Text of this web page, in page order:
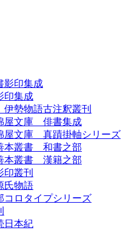
影印集成
印集成
勢物語古注釈叢刊
屋文庫 俳書集成
屋文庫 真蹟掛軸シリーズ
本叢書 和書之部
本叢書 漢籍之部
印叢刊
氏物語
コロタイプシリーズ
日本紀